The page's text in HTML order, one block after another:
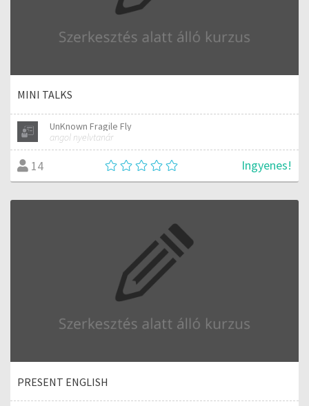
MINI TALKS
UnKnown Fragile Fly
angol nyelvtanár
14 Ingyenes!
PRESENT ENGLISH